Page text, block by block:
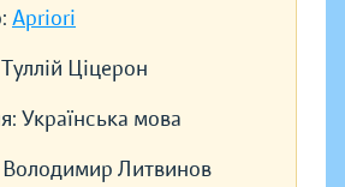
Apriori
Ціцерон
Українська мова
Володимир Литвинов